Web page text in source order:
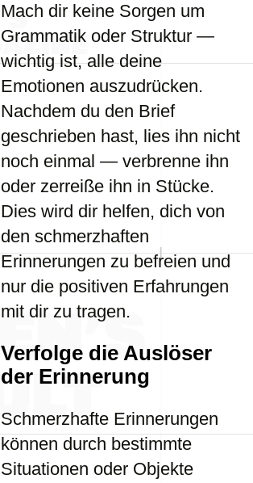
Mach dir keine Sorgen um
Grammatik oder Struktur —
wichtig ist, alle deine
Emotionen auszudrücken.
Nachdem du den Brief
geschrieben hast, lies ihn nicht
noch einmal — verbrenne ihn
oder zerreiße ihn in Stücke.
Dies wird dir helfen, dich von
den schmerzhaften
Erinnerungen zu befreien und
nur die positiven Erfahrungen
mit dir zu tragen.
Verfolge die Auslöser
der Erinnerung
Schmerzhafte Erinnerungen
können durch bestimmte
Situationen oder Objekte